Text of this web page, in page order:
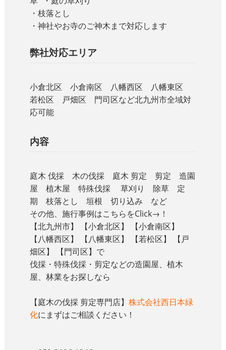
・枝落とし
・神社やお寺のご神木まで対応します
弊社対応エリア
小倉北区 小倉南区 八幡西区 八幡東区
若松区 戸畑区 門司区など北九州市全域対
応可能
内容
庭木 伐採 木の伐採 庭木 剪定 剪定 造園
屋 植木屋 特殊伐採 草刈り 除草 定
期 枝落とし 垣根 切り込み など
その他、施行事例はこちらをClick→！
【北九州市】 【小倉北区】 【小倉南区】
【八幡西区】 【八幡東区】 【若松区】 【戸
畑区】 【門司区】で
伐採・特殊伐採・剪定などの造園屋、植木
屋、林業をお探しなら
【庭木の伐採 剪定専門店】 株式会社西日本緑
化にまずはご相談ください！